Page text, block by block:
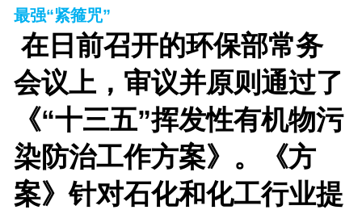
最强“紧箍咒”
在日前召开的环保部常务
会议上，审议并原则通过了
《“十三五”挥发性有机物污
染防治工作方案》。
《方
案》针对石化和化工行业提